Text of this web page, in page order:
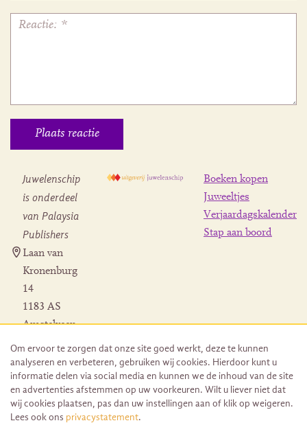
Juwelenschip
is onderdeel
van Palaysia
Publishers
Laan van
Kronenburg
14
1183 AS
Amstelveen
Herroeping
bestelling
Boeken kopen
Juweeltjes
Verjaardagskalender
Stap aan boord
Om ervoor te zorgen dat onze site goed werkt, deze te kunnen
analyseren en verbeteren, gebruiken wij cookies. Hierdoor kunt u
informatie delen via social media en kunnen we de inhoud van de site
en advertenties afstemmen op uw voorkeuren. Wilt u liever niet dat
wij cookies plaatsen, pas dan uw instellingen aan of klik op weigeren.
Lees ook ons privacystatement.